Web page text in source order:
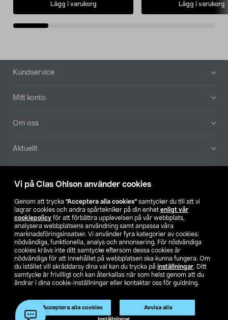
Vi på Clas Ohlson använder cookies
Genom att trycka ”Acceptera alla cookies” samtycker du till att vi
lagrar cookies och andra spårtekniker på din enhet enligt vår
cookiepolicy för att förbättra upplevelsen på vår webbplats,
analysera webbplatsens användning samt anpassa våra
marknadsföringsinsatser. Vi använder fyra kategorier av cookies:
nödvändiga, funktionella, analys och annonsering. För nödvändiga
cookies krävs inte ditt samtycke eftersom dessa cookies är
nödvändiga för att innehållet på webbplatsen ska kunna fungera. Om
du istället vill skräddarsy dina val kan du trycka på inställningar. Ditt
samtycke är frivilligt och kan återkallas när som helst genom att du
ändrar i dina cookie-inställningar eller kontaktar oss för guidning.
Acceptera alla cookies Avvisa alla
Produkten har utgått
Artikelnr: 51-465
Lägg i varukorg Lägg i varukorg
Sidfot
Kundservice
Mitt konto
Om oss
Aktuellt
Hitta butik
SE NO FI
Ändra till priser exklusive moms